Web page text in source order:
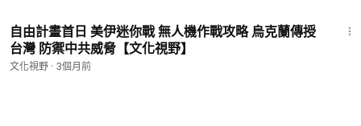
自由計畫首日 美伊迷你戰 無人機作戰攻略 烏克蘭傳授
台灣 防禦中共威脅【文化視野】
文化視野 · 3個月前